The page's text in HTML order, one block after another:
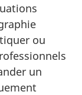
ou
un